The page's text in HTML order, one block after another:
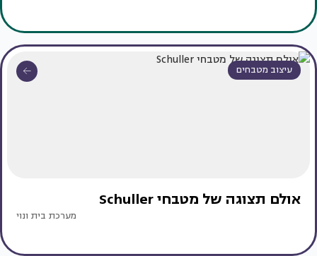
עיצוב מטבחים
אולם תצוגה של מטבחי Schuller
מערכת בית ונוי